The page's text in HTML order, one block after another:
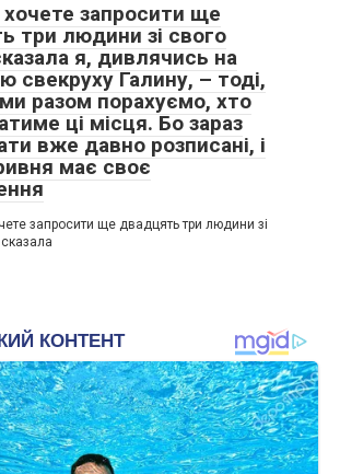
запросити ще
три людини зі свого
я, дивлячись на
свекруху Галину, – тоді,
разом порахуємо, хто
ці місця. Бо зараз
вже давно розписані, і
має своє
запросити ще двадцять три людини зі